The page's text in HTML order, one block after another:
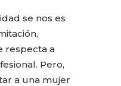
se nos es
respecta a
Pero,
a una mujer